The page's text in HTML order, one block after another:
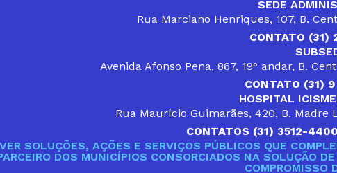
SEDE
Rua Marciano Henriques, 107, B.
CONTATO (31)
Avenida Afonso Pena, 867, 19° andar, B.
CONTATO (31)
HOSPITAL
Rua Maurício Guimarães, 420, B. Madre
CONTATOS (31) 3512-
SOLUÇÕES, AÇÕES E SERVIÇOS PÚBLICOS QUE
DOS MUNICÍPIOS CONSORCIADOS NA SOLUÇÃO
COMPROMISSO